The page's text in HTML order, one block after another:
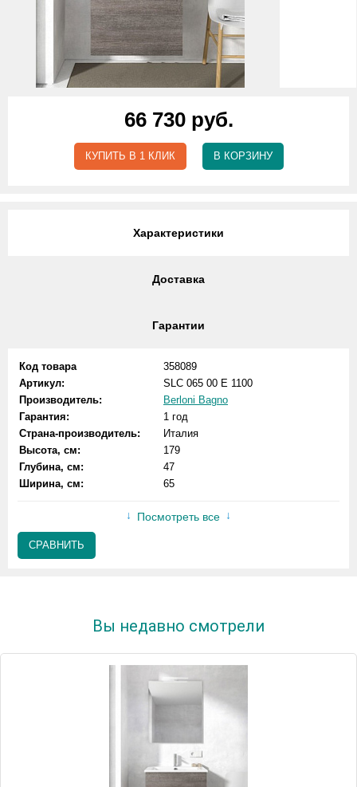
66 730 руб.
КУПИТЬ В 1 КЛИК В КОРЗИНУ
Характеристики
Доставка
Гарантии
Код товара
358089
Артикул:
SLC 065 00 E 1100
Производитель:
Berloni Bagno
Гарантия:
1 год
Страна-производитель:
Италия
Высота, см:
179
Глубина, см:
47
Ширина, см:
65
Посмотреть все
СРАВНИТЬ
Вы недавно смотрели